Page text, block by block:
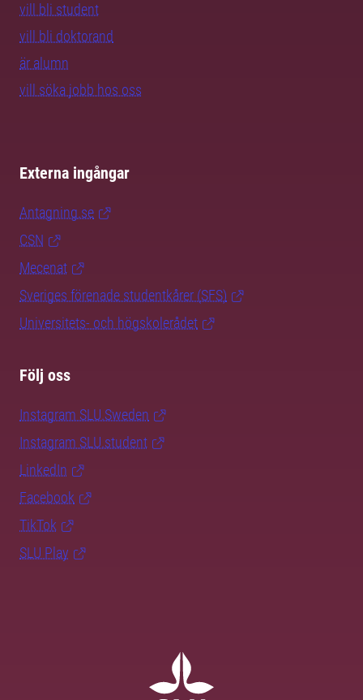
vill bli student
vill bli doktorand
är alumn
vill söka jobb hos oss
Externa ingångar
Antagning.se
CSN
Mecenat
Sveriges förenade studentkårer (SFS)
Universitets- och högskolerådet
Följ oss
Instagram SLU.Sweden
Instagram SLU.student
LinkedIn
Facebook
TikTok
SLU Play